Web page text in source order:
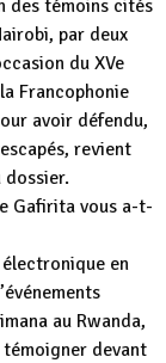
des témoins cités
par deux
du XVe
Francophonie
avoir défendu,
revient
dossier.
Gafirita vous a-t-
en
au Rwanda,
témoigner devant